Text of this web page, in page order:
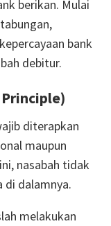
berikan. Mulai
bank
debitur.
diterapkan
maupun
nasabah tidak
di dalamnya.
melakukan